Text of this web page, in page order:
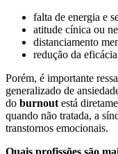
falta de energia e
atitude cínica ou
distanciamento
redução da
Porém, é importante
generalizado de
do burnout está
quando não tratada, a
transtornos emocionais.
Quais profissões são